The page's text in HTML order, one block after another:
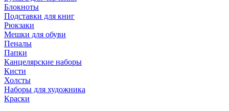
Блокноты
Подставки для книг
Рюкзаки
Мешки для обуви
Пеналы
Папки
Канцелярские наборы
Кисти
Холсты
Наборы для художника
Краски